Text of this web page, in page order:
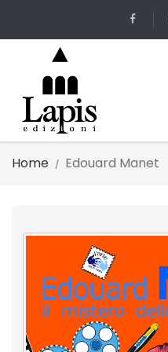
Home Edouard Manet